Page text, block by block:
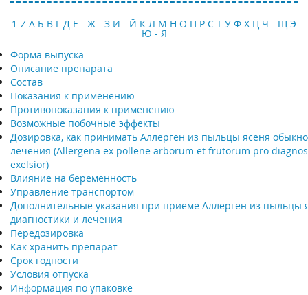
1-Z А Б В Г Д Е - Ж - З И - Й К Л М Н О П Р С Т У Ф Х Ц Ч - Щ Э
Ю - Я
Форма выпуска
Описание препарата
Состав
Показания к применению
Противопоказания к применению
Возможные побочные эффекты
Дозировка, как принимать Аллерген из пыльцы ясеня
лечения (Allergena ex pollene arborum et frutorum pro
exelsior)
Влияние на беременность
Управление транспортом
Дополнительные указания при приеме Аллерген из пыльцы
диагностики и лечения
Передозировка
Как хранить препарат
Срок годности
Условия отпуска
Информация по упаковке